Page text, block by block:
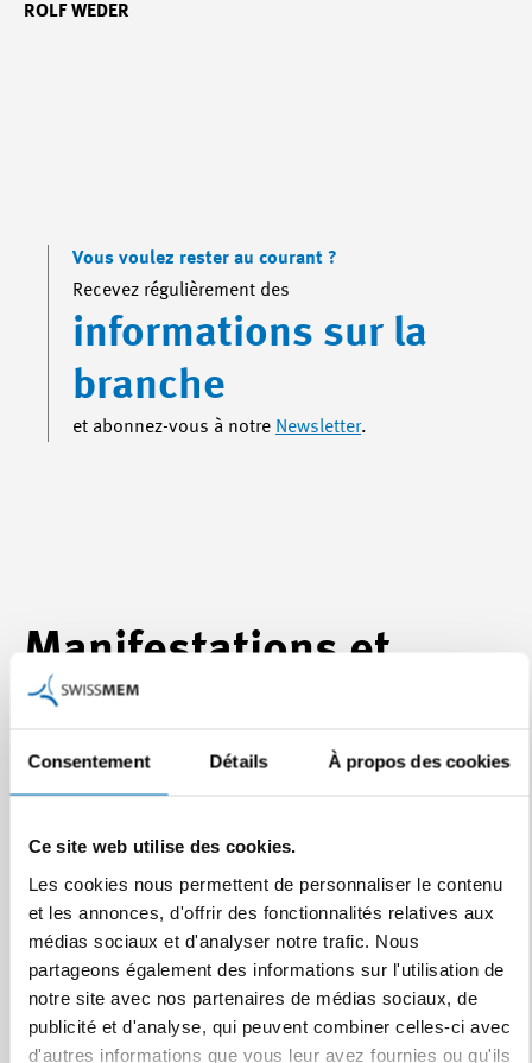
Consentement Détails À propos des cookies
Ce site web utilise des cookies.
Les cookies nous permettent de personnaliser le contenu
et les annonces, d'offrir des fonctionnalités relatives aux
médias sociaux et d'analyser notre trafic. Nous
partageons également des informations sur l'utilisation de
notre site avec nos partenaires de médias sociaux, de
publicité et d'analyse, qui peuvent combiner celles-ci avec
d'autres informations que vous leur avez fournies ou qu'ils
ROLF WEDER
Vous voulez rester au courant ?
Recevez régulièrement des
informations sur la
branche
et abonnez-vous à notre Newsletter.
Manifestations et
offres de formation
ZOLLSCHULE ZÜRICH